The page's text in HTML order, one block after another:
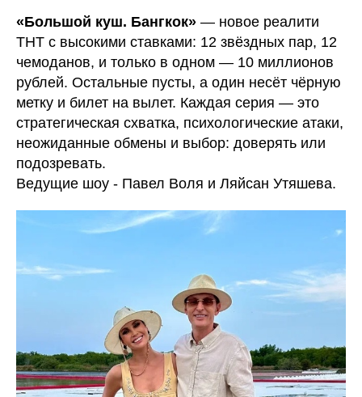
«Большой куш. Бангкок» — новое реалити
ТНТ с высокими ставками: 12 звёздных пар, 12
чемоданов, и только в одном — 10 миллионов
рублей. Остальные пусты, а один несёт чёрную
метку и билет на вылет. Каждая серия — это
стратегическая схватка, психологические атаки,
неожиданные обмены и выбор: доверять или
подозревать.
Ведущие шоу - Павел Воля и Ляйсан Утяшева.